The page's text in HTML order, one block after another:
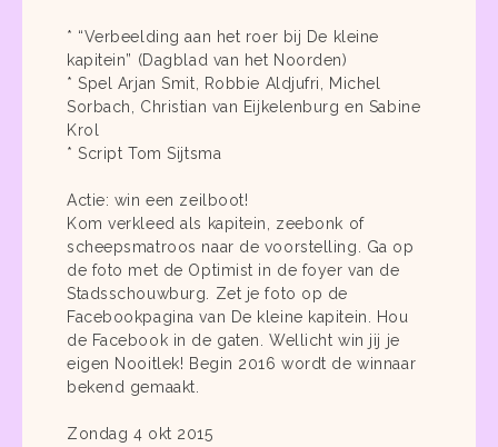
* “Verbeelding aan het roer bij De kleine
kapitein” (Dagblad van het Noorden)
* Spel Arjan Smit, Robbie Aldjufri, Michel
Sorbach, Christian van Eijkelenburg en Sabine
Krol
* Script Tom Sijtsma
Actie: win een zeilboot!
Kom verkleed als kapitein, zeebonk of
scheepsmatroos naar de voorstelling. Ga op
de foto met de Optimist in de foyer van de
Stadsschouwburg. Zet je foto op de
Facebookpagina van De kleine kapitein. Hou
de Facebook in de gaten. Wellicht win jij je
eigen Nooitlek! Begin 2016 wordt de winnaar
bekend gemaakt.
Zondag 4 okt 2015